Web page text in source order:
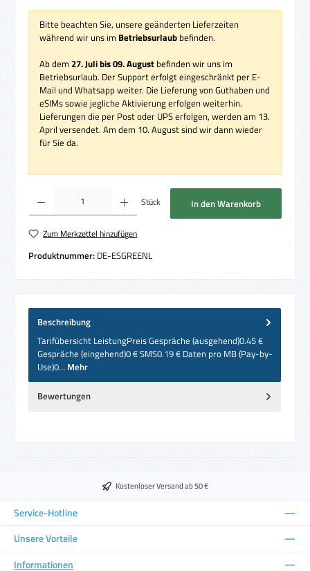
Bitte beachten Sie, unsere geänderten Lieferzeiten
während wir uns im Betriebsurlaub befinden.
Ab dem 27. Juli bis 09. August befinden wir uns im
Betriebsurlaub. Der Support erfolgt eingeschränkt per E-
Mail und Whatsapp weiter. Die Lieferung von Guthaben und
eSIMs sowie jegliche Aktivierung erfolgen weiterhin.
Lieferungen die per Post oder UPS erfolgen, werden am 13.
April versendet. Am dem 10. August sind wir dann wieder
für Sie da.
Produkt Anzahl: Gib den gewünschten Wert ein oder benutze die Schaltflächen um
Stück In den Warenkorb
Zum Merkzettel hinzufügen
Produktnummer: DE-ESGREENL
Beschreibung
Tarifübersicht LeistungPreis Gespräche (ausgehend)0.45 €
Gespräche (eingehend)0 € SMS0.19 € Daten pro MB (Pay-by-
Use)0… Mehr
Bewertungen
Kostenloser Versand ab 50 €
Service-Hotline
Unsere Vorteile
Informationen